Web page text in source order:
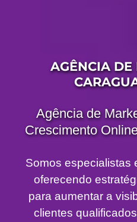
AGÊNCIA DE
Agência de
Crescimento
Somos especialistas
oferecendo
para aumentar a
clientes